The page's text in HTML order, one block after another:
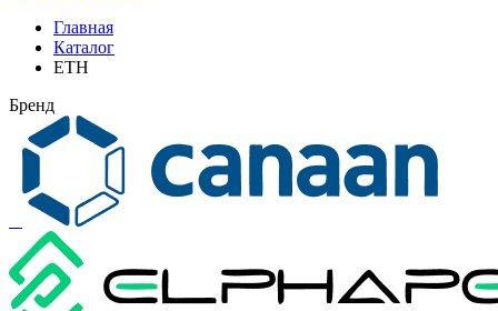
Главная
Каталог
ETH
Бренд